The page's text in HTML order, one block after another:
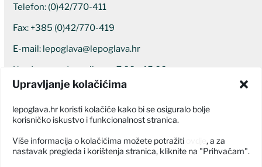
Upravljanje kolačićima
lepoglava.hr koristi kolačiće kako bi se osiguralo bolje
korisničko iskustvo i funkcionalnost stranica.
Više informacija o kolačićima možete potražiti
, a za
nastavak pregleda i korištenja stranica, kliknite na "Prihvaćam".
Telefon: (0)42/770-411
Fax: +385 (0)42/770-419
E-mail: lepoglava@lepoglava.hr
Uredovno radno vrijeme: 7:00 – 15:00
Ostali kontakti